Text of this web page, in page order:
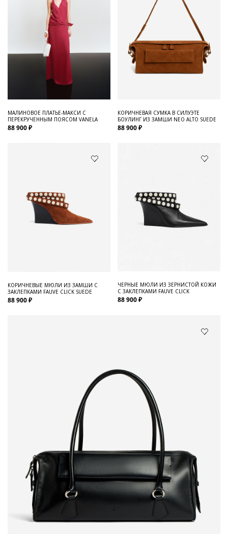
МАЛИНОВОЕ ПЛАТЬЕ-МАКСИ С
ПЕРЕКРУЧЕННЫМ ПОЯСОМ VANELA
88 900 ₽
КОРИЧНЕВАЯ СУМКА В СИЛУЭТЕ
БОУЛИНГ ИЗ ЗАМШИ NEO ALTO SUEDE
88 900 ₽
КОРИЧНЕВЫЕ МЮЛИ ИЗ ЗАМШИ С
ЗАКЛЕПКАМИ FAUVE CLICK SUEDE
88 900 ₽
ЧЕРНЫЕ МЮЛИ ИЗ ЗЕРНИСТОЙ КОЖИ
С ЗАКЛЕПКАМИ FAUVE CLICK
88 900 ₽